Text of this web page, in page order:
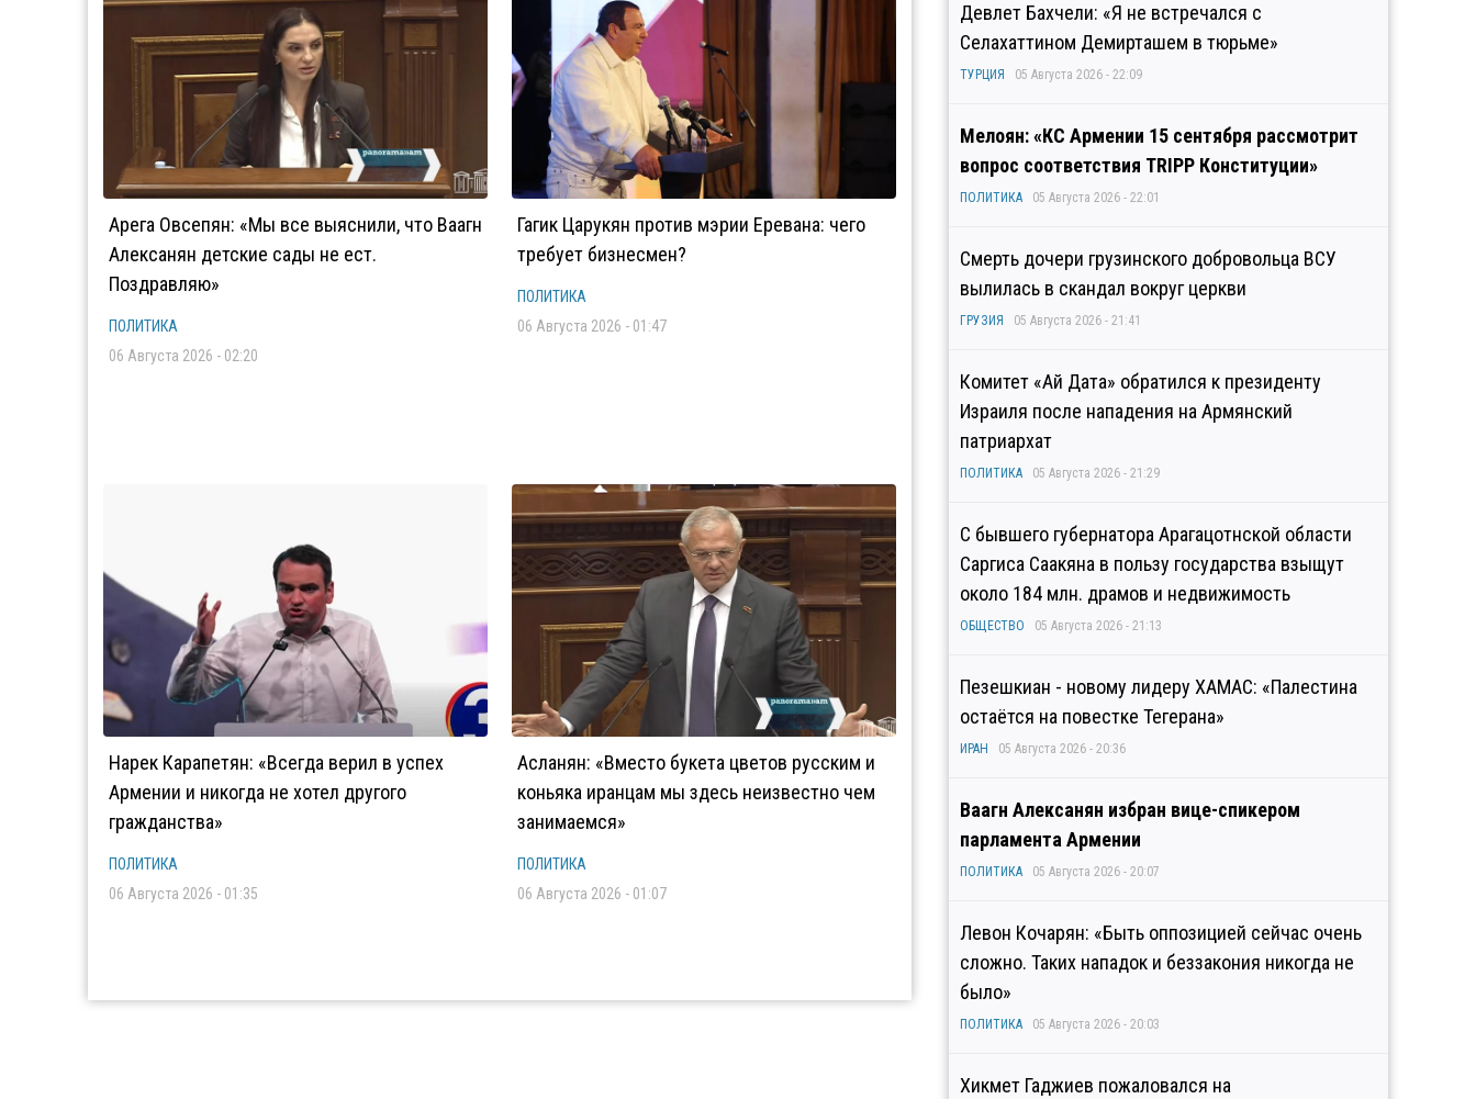
Арега Овсепян: «Мы все выяснили, что Ваагн
Алексанян детские сады не ест.
Поздравляю»
ПОЛИТИКА
06 Августа 2026 - 02:20
Гагик Царукян против мэрии Еревана: чего
требует бизнесмен?
ПОЛИТИКА
06 Августа 2026 - 01:47
Нарек Карапетян: «Всегда верил в успех
Армении и никогда не хотел другого
гражданства»
ПОЛИТИКА
06 Августа 2026 - 01:35
Асланян: «Вместо букета цветов русским и
коньяка иранцам мы здесь неизвестно чем
занимаемся»
ПОЛИТИКА
06 Августа 2026 - 01:07
Девлет Бахчели: «Я не встречался с
Селахаттином Демирташем в тюрьме»
ТУРЦИЯ 05 Августа 2026 - 22:09
Мелоян: «КС Армении 15 сентября рассмотрит
вопрос соответствия TRIPP Конституции»
ПОЛИТИКА 05 Августа 2026 - 22:01
Смерть дочери грузинского добровольца ВСУ
вылилась в скандал вокруг церкви
ГРУЗИЯ 05 Августа 2026 - 21:41
Комитет «Ай Дата» обратился к президенту
Израиля после нападения на Армянский
патриархат
ПОЛИТИКА 05 Августа 2026 - 21:29
С бывшего губернатора Арагацотнской области
Саргиса Саакяна в пользу государства взыщут
около 184 млн. драмов и недвижимость
ОБЩЕСТВО 05 Августа 2026 - 21:13
Пезешкиан - новому лидеру ХАМАС: «Палестина
остаётся на повестке Тегерана»
ИРАН 05 Августа 2026 - 20:36
Ваагн Алексанян избран вице-спикером
парламента Армении
ПОЛИТИКА 05 Августа 2026 - 20:07
Левон Кочарян: «Быть оппозицией сейчас очень
сложно. Таких нападок и беззакония никогда не
было»
ПОЛИТИКА 05 Августа 2026 - 20:03
Хикмет Гаджиев пожаловался на